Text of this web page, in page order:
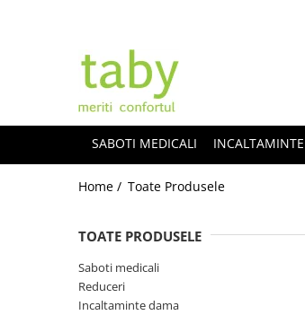
Incaltaminte dama
Botine piele naturala
Pantofi casual confortabili
Papuci de casa
Sandale confortabile
Intretinere frumusete si sanatate
Brand-uri
Crocs
Medline Berende
SABOTI MEDICALI
Home / Toate Produsele
TOATE PRODUSELE
Saboti medicali
Reduceri
Incaltaminte dama